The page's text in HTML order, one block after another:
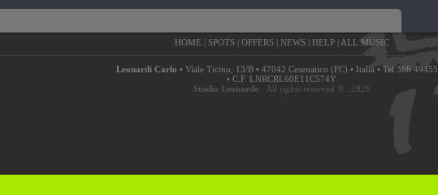
HOME | SPOTS| OFFERS| NEWS| HELP| ALL MUSIC
Leonardi Carlo • Viale Ticino 13/B• 47042 Cesenatico (FC) • Italia • Tel 366
• C.F. LNRCRL60E11C574Y
Studio Leonardo . All rights reserved ® . 2026